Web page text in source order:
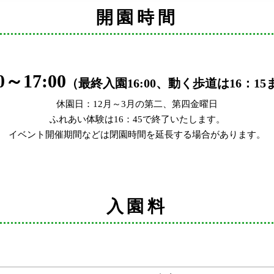
開園時間
～17:00 （最終入園16:00、動く歩道は16：15
休園日：12月～3月の第二、第四金曜日
ふれあい体験は16：45で終了いたします。
イベント開催期間などは閉園時間を延長する場合があります。
入園料